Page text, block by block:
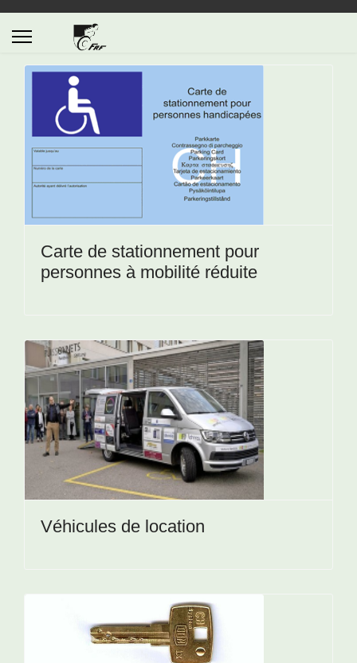
Carte de stationnement pour
personnes à mobilité réduite
Véhicules de location